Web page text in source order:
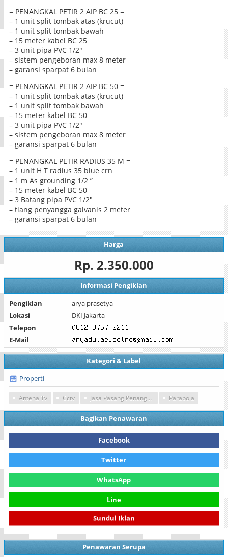
= PENANGKAL PETIR 2 AIP BC 25 =
– 1 unit split tombak atas (krucut)
– 1 unit split tombak bawah
– 15 meter kabel BC 25
– 3 unit pipa PVC 1/2″
– sistem pengeboran max 8 meter
– garansi sparpat 6 bulan
= PENANGKAL PETIR 2 AIP BC 50 =
– 1 unit split tombak atas (krucut)
– 1 unit split tombak bawah
– 15 meter kabel BC 50
– 3 unit pipa PVC 1/2″
– sistem pengeboran max 8 meter
– garansi sparpat 6 bulan
= PENANGKAL PETIR RADIUS 35 M =
– 1 unit H T radius 35 blue crn
– 1 m As grounding 1/2 ”
– 15 meter kabel BC 50
– 3 Batang pipa PVC 1/2″
– tiang penyangga galvanis 2 meter
– garansi sparpat 6 bulan
Harga
Rp. 2.350.000
Informasi Pengiklan
Pengiklan
arya prasetya
Lokasi
DKI Jakarta
Telepon
E-Mail
Kategori & Label
Properti
Antena Tv Cctv Jasa Pasang Penangkal Petir Parabola
Bagikan Penawaran
Facebook
Twitter
WhatsApp
Line
Sundul Iklan
Penawaran Serupa